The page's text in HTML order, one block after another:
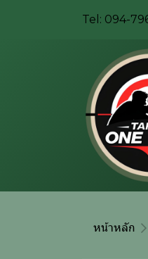
Tel: 094-
หน้าหลัก